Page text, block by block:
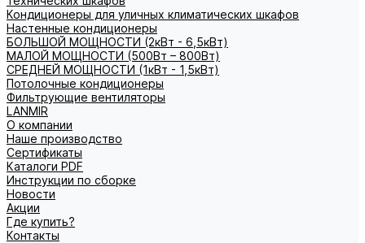
Кондиционеры для уличных климатических шкафов
Настенные кондиционеры
БОЛЬШОЙ МОЩНОСТИ (2кВт - 6,5кВт)
МАЛОЙ МОЩНОСТИ (500Вт – 800Вт)
СРЕДНЕЙ МОЩНОСТИ (1кВт - 1,5кВт)
Потолочные кондиционеры
Фильтрующие вентиляторы
LANMIR
О компании
Наше производство
Сертификаты
Каталоги PDF
Инструкции по сборке
Новости
Акции
Где купить?
Контакты